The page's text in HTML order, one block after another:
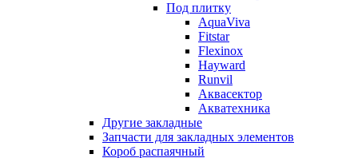
Под плитку
AquaViva
Fitstar
Flexinox
Hayward
Runvil
Аквасектор
Акватехника
Другие закладные
Запчасти для закладных элементов
Короб распаячный